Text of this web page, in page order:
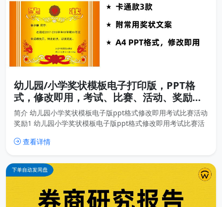
幼儿园/小学奖状模板电子打印版，PPT格
式，修改即用，考试、比赛、活动、奖励场
景使用
简介 幼儿园小学奖状模板电子版ppt格式修改即用考试比赛活动
奖励1 幼儿园小学奖状模板电子版ppt格式修改即用考试比赛活
查看详情